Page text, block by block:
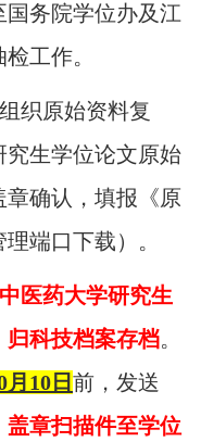
务院学位办及江
工作。
织原始资料复
生学位论文原始
确认，填报《原
端口下载）。
中医药大学研究生
归科技档案存档。
月10日 前，发送
盖章扫描件至学位